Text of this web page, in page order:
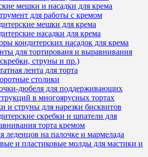
мешки и насадки для крема
для работы с кремом
мешки для крема
насадки для крема
кондитерских насадок для крема
для тортированя и выравнивания
струны и пр.)
лента для торта
столики
дюбеля для поддерживающих
в многоярусных тортах
и струны для нарезки бисквитов
скребки и шпатели для
торта кремом
леденцов на палочке и мармелада
и пластиковые молды для мастики и
1"
10